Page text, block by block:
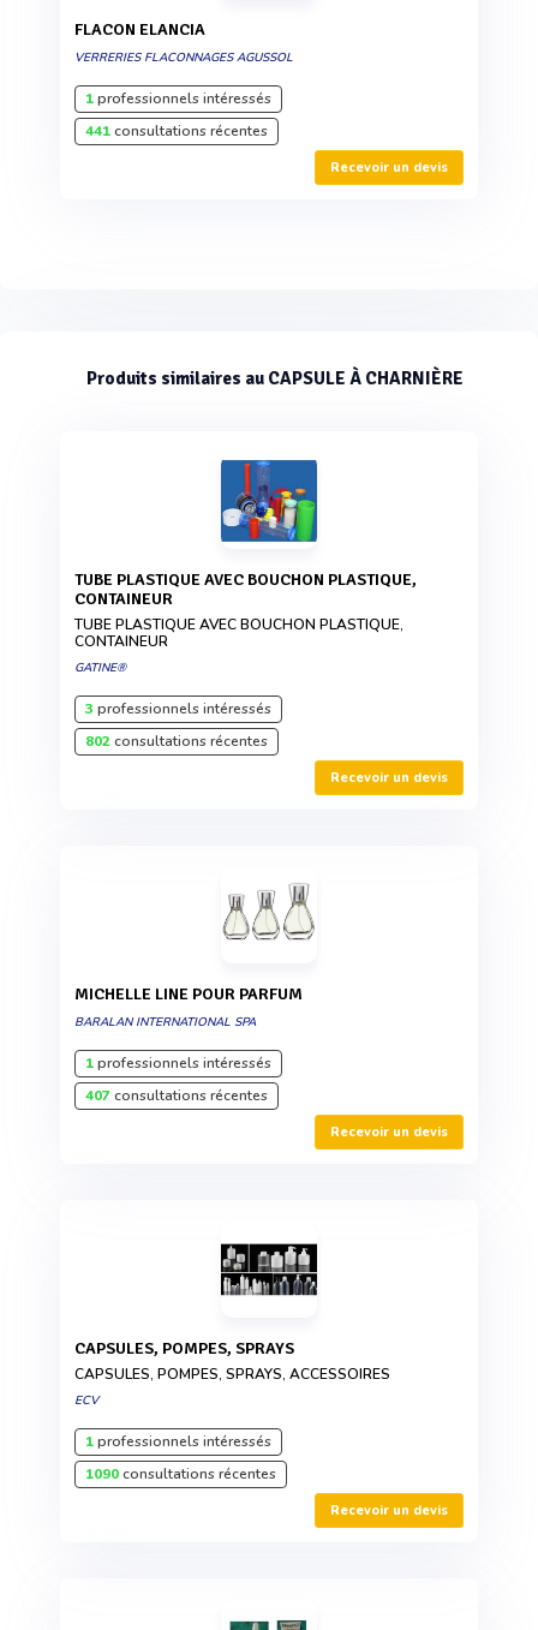
FLACON ELANCIA
VERRERIES FLACONNAGES AGUSSOL
1professionnels intéressés
441consultations récentes
Recevoir un devis
Produits similaires au CAPSULE À CHARNIÈRE
TUBE PLASTIQUE AVEC BOUCHON PLASTIQUE,
CONTAINEUR
TUBE PLASTIQUE AVEC BOUCHON PLASTIQUE,
CONTAINEUR
GATINE®
3 professionnels intéressés
802consultations récentes
Recevoir un devis
MICHELLE LINE POUR PARFUM
BARALAN INTERNATIONAL SPA
1professionnels intéressés
407consultations récentes
Recevoir un devis
CAPSULES, POMPES, SPRAYS
CAPSULES, POMPES, SPRAYS, ACCESSOIRES
ECV
1professionnels intéressés
1090consultations récentes
Recevoir un devis